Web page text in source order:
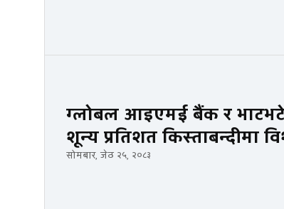
ग्लोबल आइएमई बैंक र
शून्य प्रतिशत किस्ताबन्दीमा
सोमबार, जेठ २५, २०८३